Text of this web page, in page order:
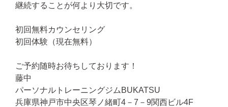
継続することが何より大切です。
初回無料カウンセリング
初回体験（現在無料）
ご予約随時お待ちしております！
藤中
パーソナルトレーニングジムBUKATSU
兵庫県神戸市中央区琴ノ緒町4－7－9関西ビル4F